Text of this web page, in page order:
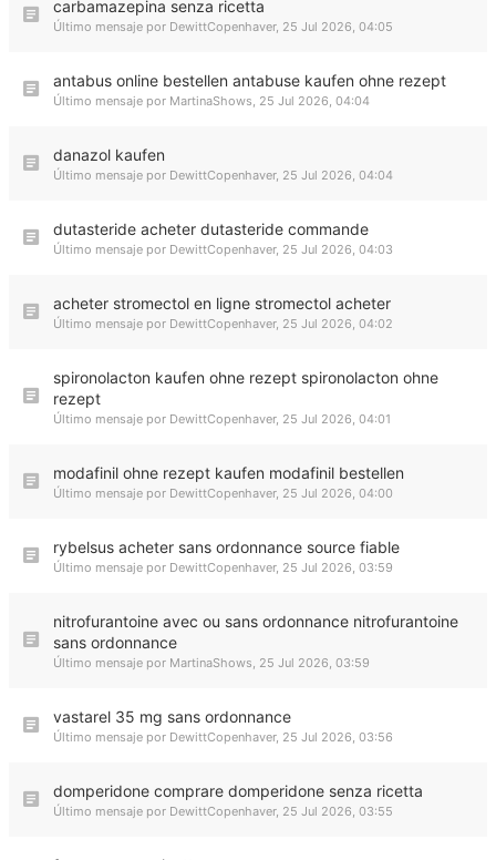
carbamazepina senza ricetta
Último mensaje por DewittCopenhaver, 25 Jul 2026, 04:05
antabus online bestellen antabuse kaufen ohne rezept
Último mensaje por MartinaShows, 25 Jul 2026, 04:04
danazol kaufen
Último mensaje por DewittCopenhaver, 25 Jul 2026, 04:04
dutasteride acheter dutasteride commande
Último mensaje por DewittCopenhaver, 25 Jul 2026, 04:03
acheter stromectol en ligne stromectol acheter
Último mensaje por DewittCopenhaver, 25 Jul 2026, 04:02
spironolacton kaufen ohne rezept spironolacton ohne
rezept
Último mensaje por DewittCopenhaver, 25 Jul 2026, 04:01
modafinil ohne rezept kaufen modafinil bestellen
Último mensaje por DewittCopenhaver, 25 Jul 2026, 04:00
rybelsus acheter sans ordonnance source fiable
Último mensaje por DewittCopenhaver, 25 Jul 2026, 03:59
nitrofurantoine avec ou sans ordonnance nitrofurantoine
sans ordonnance
Último mensaje por MartinaShows, 25 Jul 2026, 03:59
vastarel 35 mg sans ordonnance
Último mensaje por DewittCopenhaver, 25 Jul 2026, 03:56
domperidone comprare domperidone senza ricetta
Último mensaje por DewittCopenhaver, 25 Jul 2026, 03:55